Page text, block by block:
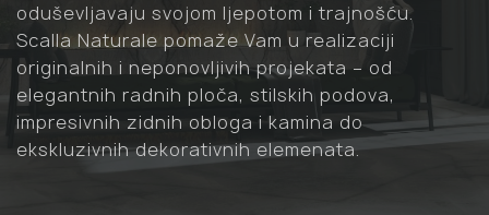
oduševljavaju svojom ljepotom i trajnošću.
Scalla Naturale pomaže Vam u realizaciji
originalnih i neponovljivih projekata – od
elegantnih radnih ploča, stilskih podova,
impresivnih zidnih obloga i kamina do
ekskluzivnih dekorativnih elemenata.